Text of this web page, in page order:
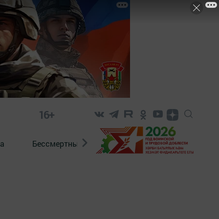
16+
Бессмертный полк. Кряшены